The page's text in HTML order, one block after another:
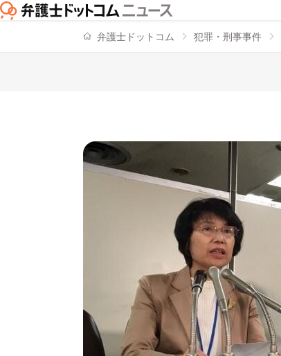
弁護士ドットコム 犯罪・刑事事件